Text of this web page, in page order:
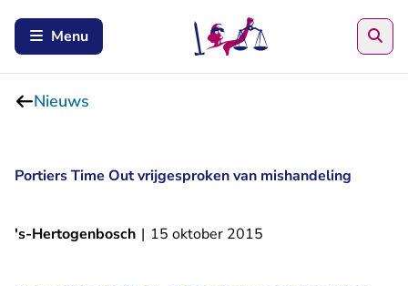
Menu
Nieuws
Portiers Time Out vrijgesproken van mishandeling
's-Hertogenbosch | 15 oktober 2015